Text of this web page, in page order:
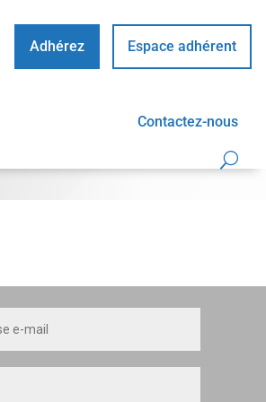
Adhérez Espace adhérent
Contactez-nous